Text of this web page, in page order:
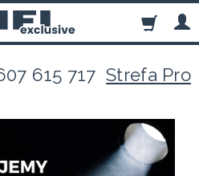
615 717Strefa Pro